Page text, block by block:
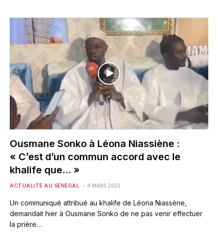
Ousmane Sonko à Léona Niassiène :
« C’est d’un commun accord avec le
khalife que… »
ACTUALITÉ AU SÉNÉGAL 4 MARS 2023
Un communiqué attribué au khalife de Léona Niassène,
demandait hier à Ousmane Sonko de ne pas venir effectuer
la prière…